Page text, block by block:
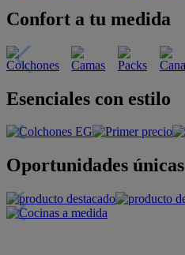
Confort a tu medida
Esenciales con estilo
Oportunidades únicas